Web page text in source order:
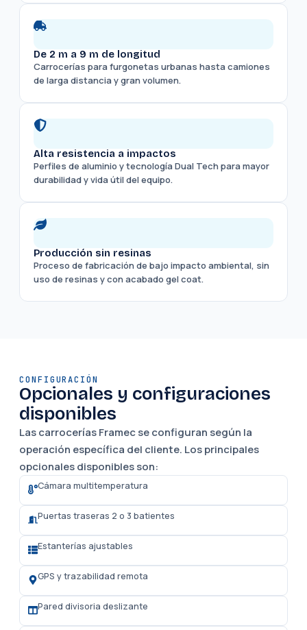
De 2 m a 9 m de longitud
Carrocerías para furgonetas urbanas hasta camiones
de larga distancia y gran volumen.
Alta resistencia a impactos
Perfiles de aluminio y tecnología Dual Tech para mayor
durabilidad y vida útil del equipo.
Producción sin resinas
Proceso de fabricación de bajo impacto ambiental, sin
uso de resinas y con acabado gel coat.
CONFIGURACIÓN
Opcionales y configuraciones
disponibles
Las carrocerías Framec se configuran según la
operación específica del cliente. Los principales
opcionales disponibles son:
Cámara multitemperatura
Puertas traseras 2 o 3 batientes
Estanterías ajustables
GPS y trazabilidad remota
Pared divisoria deslizante